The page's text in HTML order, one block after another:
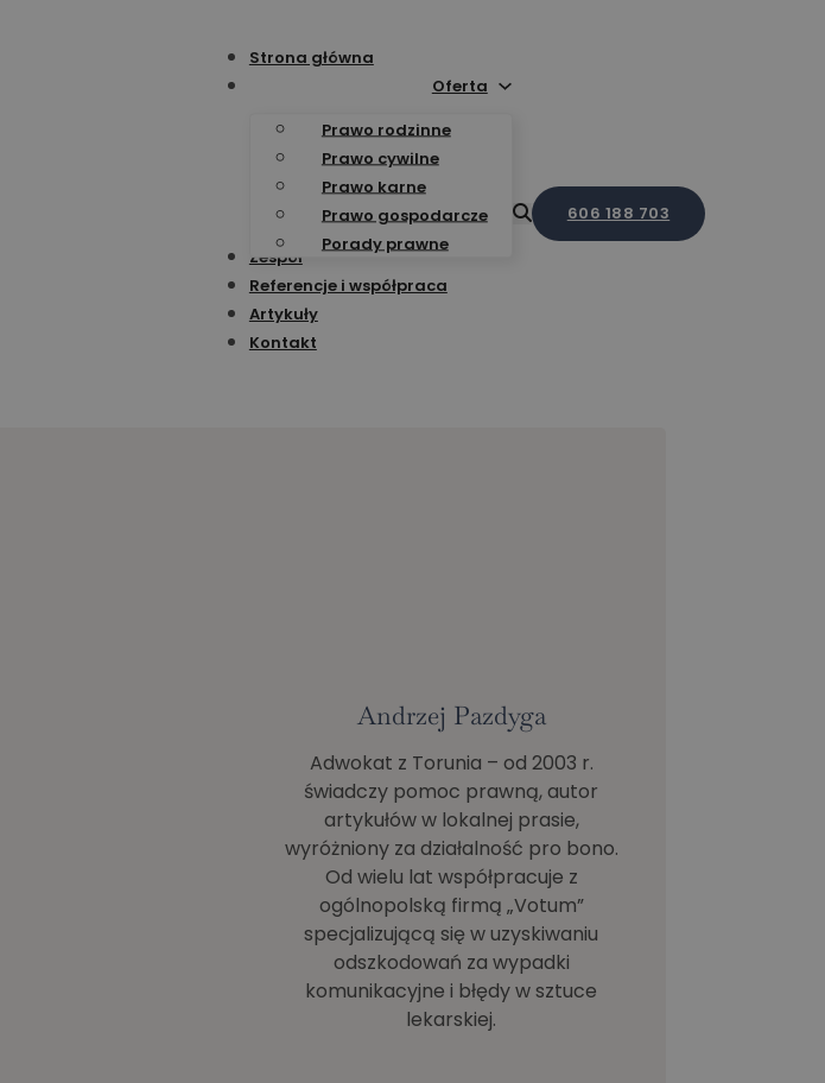
Strona główna
Oferta
Prawo rodzinne
Prawo cywilne
Prawo karne
Prawo gospodarcze
Porady prawne
Zespół
Referencje i współpraca
Artykuły
Kontakt
606 188 703
Andrzej Pazdyga
Adwokat z Torunia – od 2003 r.
świadczy pomoc prawną, autor
artykułów w lokalnej prasie,
wyróżniony za działalność pro bono.
Od wielu lat współpracuje z
ogólnopolską firmą „Votum”
specjalizującą się w uzyskiwaniu
odszkodowań za wypadki
komunikacyjne i błędy w sztuce
lekarskiej.